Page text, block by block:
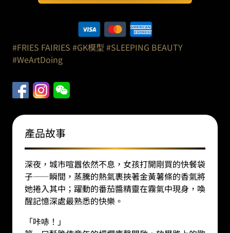
少
女-
末
海
（高
11.8
#FRIES FAIRIES #GK模型 #SLEEPING BEAUTY
#WeArtDoing
產品故事
深夜，城市喧囂依然不息，女孩打開剛買的快餐袋
子——瞬間，蒸騰的熱氣裹挾著金黃薯條的香氣將
她捲入其中；躍動的番茄醬精靈在霧氣中現身，喚
醒記憶深處最熟悉的快樂。
「咔哧！」